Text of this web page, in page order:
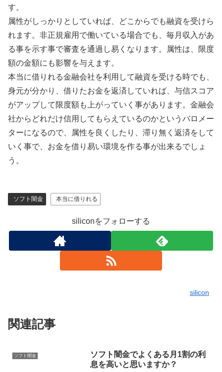
す。
属性がしっかりとしていれば、どこからでも融資を受けら
れます。非正規雇用で働いている場合でも、毎月収入があ
る事を示す事で審査を通過し易くなります。属性は、限度
額の金額にも影響を与えます。
本当に借りれる金融会社を利用して融資を受ける時でも、
身元が分かり、借りたお金を返済していれば、与信スコア
がアップして限度額も上がっていく事があります。金融会
社からどれだけ信用してもらえているのかというバロメー
ターになるので、属性を良くしたり、滞り無く返済をして
いく事で、お金を借り易い環境を作る事が出来るでしょ
う。
ソフト闇金 本当に借りれる
siliconをフォローする
silicon
関連記事
ソフト闇金
ソフト闇金でよくある月1割の利
息を高いと思いますか？